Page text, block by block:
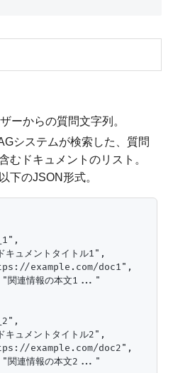
ーからの質問文字列。
システムが検索した、質問
むドキュメントのリスト。
下のJSON形式。
ュメントタイトル1",
example.com/doc1",
連情報の本文1..."
ュメントタイトル2",
example.com/doc2",
連情報の本文2..."